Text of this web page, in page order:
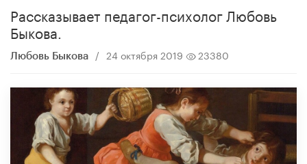
Рассказывает педагог-психолог Любовь
Быкова.
Любовь Быкова / 24 октября 2019 23380